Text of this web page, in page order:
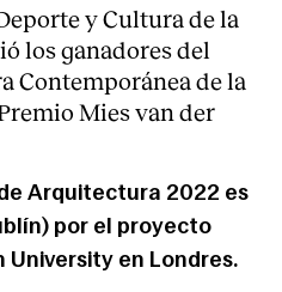
y Cultura de la
los ganadores del
Contemporánea de la
Mies van der
Arquitectura 2022 es
por el proyecto
University en Londres.